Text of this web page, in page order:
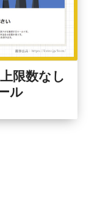
限数なし
ル